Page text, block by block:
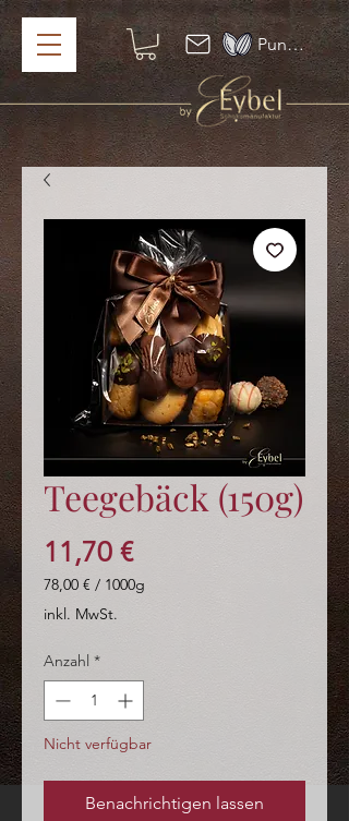
Punkte ansehen
Teegebäck (150g)
11,70 €Preis
78,00 € / 1000g
78,00 €
Gramm
inkl. MwSt.
Anzahl *
Nicht verfügbar
Benachrichtigen lassen